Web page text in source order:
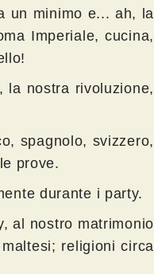
un minimo e... ah, la
Imperiale, cucina,
la nostra rivoluzione,
spagnolo, svizzero,
prove.
durante i party.
al nostro matrimonio
religioni circa